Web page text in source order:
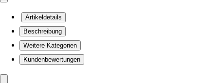
Artikeldetails
Beschreibung
Weitere Kategorien
Kundenbewertungen